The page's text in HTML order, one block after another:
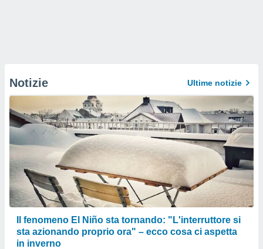
Notizie Ultime notizie
Il fenomeno El Niño sta tornando: "L'interruttore si
sta azionando proprio ora" – ecco cosa ci aspetta
in inverno